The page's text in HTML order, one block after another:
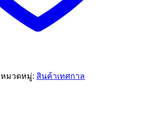
หมวดหมู่: สินค้าเทศกาล